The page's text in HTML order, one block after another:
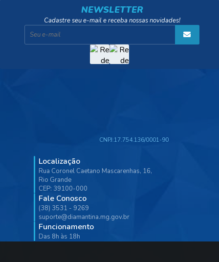
NEWSLETTER
Cadastre seu e-mail e receba nossas novidades!
Localização
Rua Coronel Caetano Mascarenhas, 16,
Rio Grande
CEP: 39100-000
Fale Conosco
(38) 3531 - 9269
suporte@diamantina.mg.gov.br
Funcionamento
Das 8h às 18h
CNPJ:17.754.136/0001-90